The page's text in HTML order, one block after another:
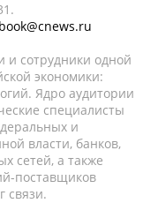
book@cnews.ru
и сотрудники одной
экономики:
Ядро аудитории
специалисты
и
власти, банков,
сетей, а также
поставщиков
связи.